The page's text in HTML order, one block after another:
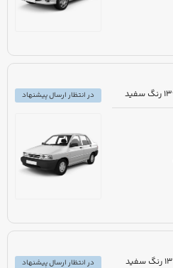
در انتظار ارسال پیشنهاد
در انتظار ارسال پیشنهاد